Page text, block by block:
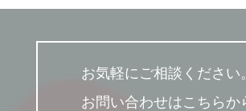
お気軽にご相談ください。
お問い合わせはこちらか